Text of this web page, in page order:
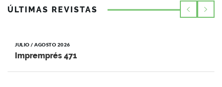
ÚLTIMAS REVISTAS
JULIO / AGOSTO 2026
Impremprés 471